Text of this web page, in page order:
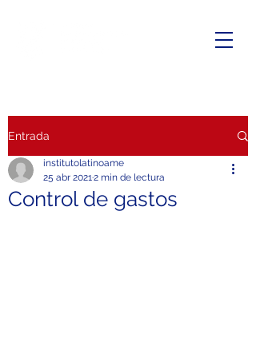
Entrada
Control de gastos
institutolatinoame
25 abr 20212 min de lectura